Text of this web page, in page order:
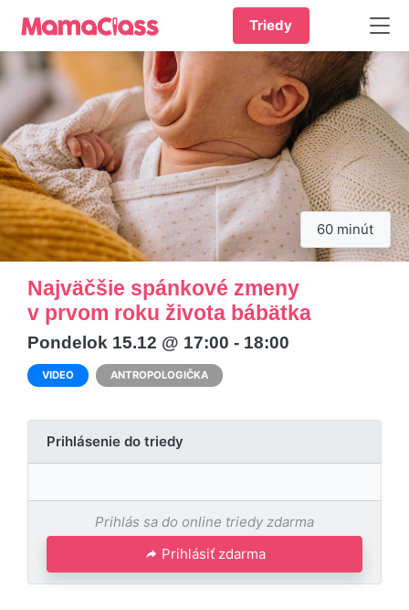
Triedy
60 minút
Najväčšie spánkové zmeny
v prvom roku života bábätka
Pondelok 15.12 @ 17:00 - 18:00
VIDEO ANTROPOLOGIČKA
Prihlásenie do triedy
Prihlás sa do online triedy zdarma
Prihlásiť zdarma